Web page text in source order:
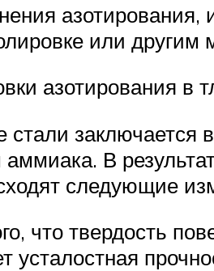
азотирования,
или
азотирования в
стали заключается
В
следующие
что твердость
усталостная